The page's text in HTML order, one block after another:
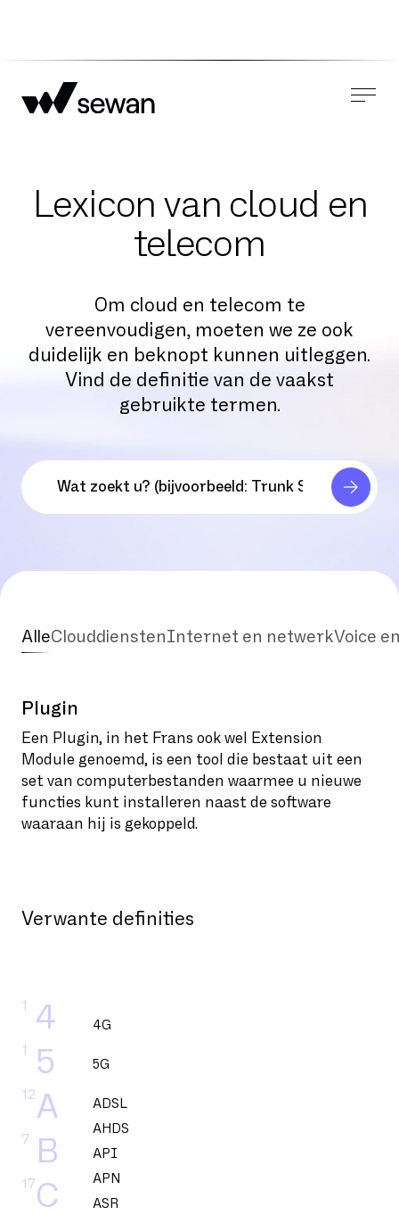
Lexicon van cloud en
telecom
Om cloud en telecom te
vereenvoudigen, moeten we ze ook
duidelijk en beknopt kunnen uitleggen.
Vind de definitie van de vaakst
gebruikte termen.
AlleClouddienstenInternet en netwerkVoice
4
1
5
1
A
12
B
7
C
17
4G
5G
ADSL
AHDS
API
APN
ASR
Plugin
Een Plugin, in het Frans ook wel Extension
Module genoemd, is een tool die bestaat uit een
set van computerbestanden waarmee u nieuwe
functies kunt installeren naast de software
waaraan hij is gekoppeld.
Verwante definities